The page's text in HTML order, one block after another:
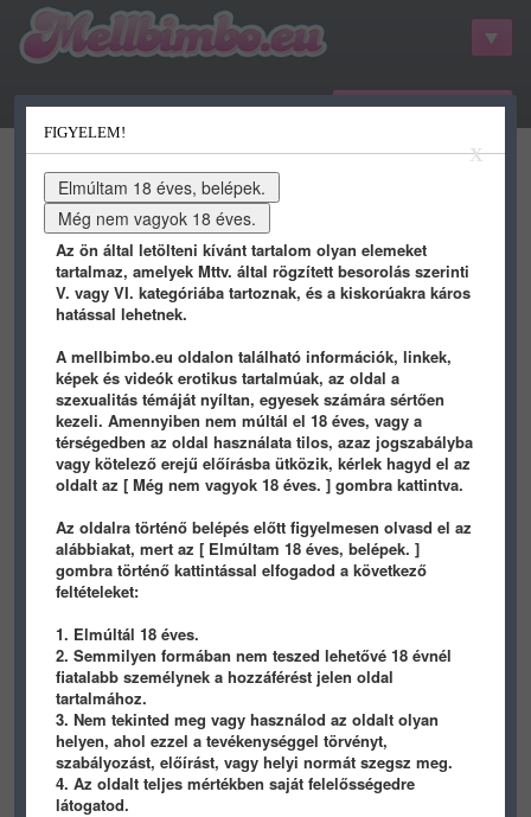
belépés / regisztráció
kategóriák hots gifs porn
youtube qdb
QDB rendszer 0.1
Újak/Etető/Beküldök újat
#235 belökte:prinyo 2013.09.18 18:45
(2013.09.18 - 18:27:52) (+Tboy): 400 forint
lett a lángos, Isten hozott Zuschlag János!
TARTALOM BEÁLLÍTÁSA
HIRDETES
X
FIGYELEM!
Az ön által letölteni kívánt tartalom olyan elemeket
tartalmaz, amelyek Mttv. által rögzített besorolás szerinti
V. vagy VI. kategóriába tartoznak, és a kiskorúakra káros
hatással lehetnek.
A mellbimbo.eu oldalon található információk, linkek,
képek és videók erotikus tartalmúak, az oldal a
szexualitás témáját nyíltan, egyesek számára sértően
kezeli. Amennyiben nem múltál el 18 éves, vagy a
térségedben az oldal használata tilos, azaz jogszabályba
vagy kötelező erejű előírásba ütközik, kérlek hagyd el az
oldalt az [ Még nem vagyok 18 éves. ] gombra kattintva.
Az oldalra történő belépés előtt figyelmesen olvasd el az
alábbiakat, mert az [ Elmúltam 18 éves, belépek. ]
gombra történő kattintással elfogadod a következő
feltételeket:
1. Elmúltál 18 éves.
2. Semmilyen formában nem teszed lehetővé 18 évnél
fiatalabb személynek a hozzáférést jelen oldal
tartalmához.
3. Nem tekinted meg vagy használod az oldalt olyan
helyen, ahol ezzel a tevékenységgel törvényt,
szabályozást, előírást, vagy helyi normát szegsz meg.
4. Az oldalt teljes mértékben saját felelősségedre
látogatod.